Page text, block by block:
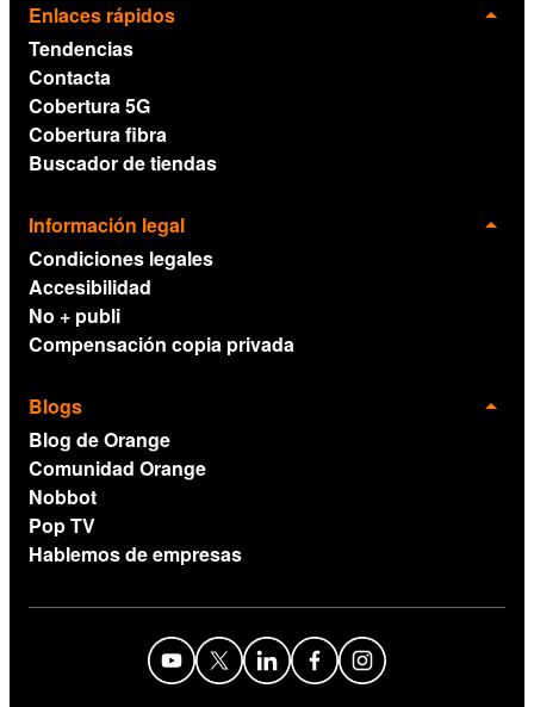
Enlaces rápidos
Tendencias
Contacta
Cobertura 5G
Cobertura fibra
Buscador de tiendas
Información legal
Condiciones legales
Accesibilidad
No + publi
Compensación copia privada
Blogs
Blog de Orange
Comunidad Orange
Nobbot
Pop TV
Hablemos de empresas